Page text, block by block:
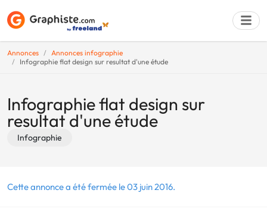
Annonces
Annonces infographie
Infographie flat design sur resultat d'une étude
Infographie flat design sur
resultat d'une étude
Infographie
Cette annonce a été fermée le 03 juin 2016.